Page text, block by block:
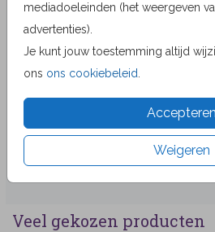
mediadoeleinden (het weergeven
advertenties).
Je kunt jouw toestemming altijd
ons ons cookiebeleid
Accepteren
Weigeren
Veel gekozen producten